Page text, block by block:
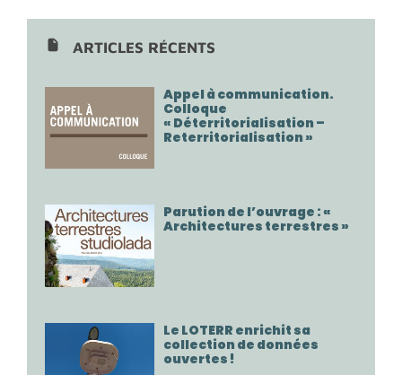
ARTICLES RÉCENTS
Appel à communication.
Colloque
« Déterritorialisation –
Reterritorialisation »
Parution de l’ouvrage : «
Architectures terrestres »
Le LOTERR enrichit sa
collection de données
ouvertes !